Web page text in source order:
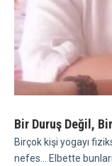
Bir Duruş Değil,
Birçok kişi yogayı
nefes... Elbette